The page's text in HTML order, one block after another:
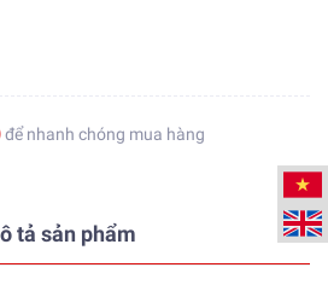
để nhanh chóng mua hàng
tả sản phẩm